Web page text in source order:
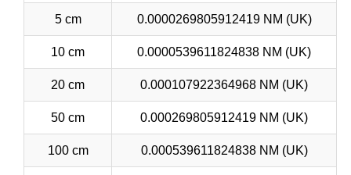
5 cm 0.0000269805912419 NM (UK)
10 cm 0.0000539611824838 NM (UK)
20 cm 0.000107922364968 NM (UK)
50 cm 0.000269805912419 NM (UK)
100 cm 0.000539611824838 NM (UK)